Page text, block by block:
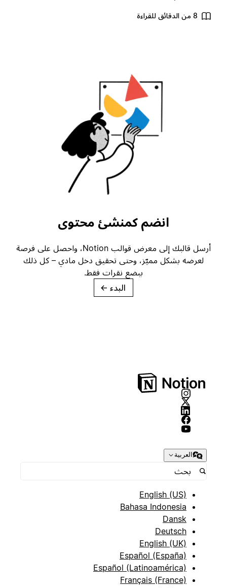
8 من الدقائق للقراءة
انضم كمنشئ محتوى
أرسل قالبك إلى معرض قوالب Notion، واحصل على فرصة
لعرضه بشكل مميّز، وحتى تحقيق دخل مادي – كل ذلك
ببضع نقرات فقط.
→
العربية
English (US)
Bahasa Indonesia
Dansk
Deutsch
English (UK)
Español (España)
Español (Latinoamérica)
Français (France)